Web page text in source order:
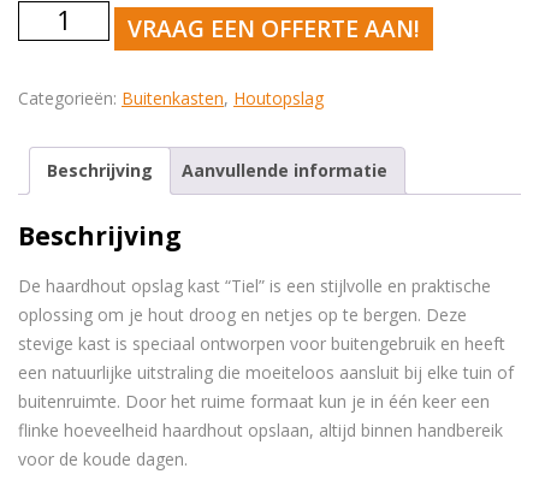
Haardhout
opslag
"Tiel"
VRAAG EEN OFFERTE AAN!
Categorieën: Buitenkasten, Houtopslag
Beschrijving Aanvullende informatie
Beschrijving
De haardhout opslag kast “Tiel” is een stijlvolle en praktische
oplossing om je hout droog en netjes op te bergen. Deze
stevige kast is speciaal ontworpen voor buitengebruik en heeft
een natuurlijke uitstraling die moeiteloos aansluit bij elke tuin of
buitenruimte. Door het ruime formaat kun je in één keer een
flinke hoeveelheid haardhout opslaan, altijd binnen handbereik
voor de koude dagen.